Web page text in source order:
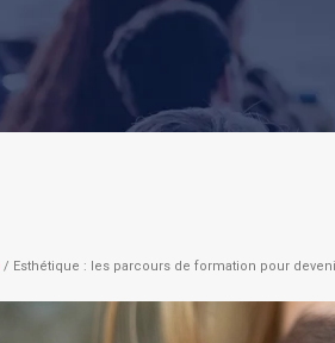
/ Esthétique : les parcours de formation pour